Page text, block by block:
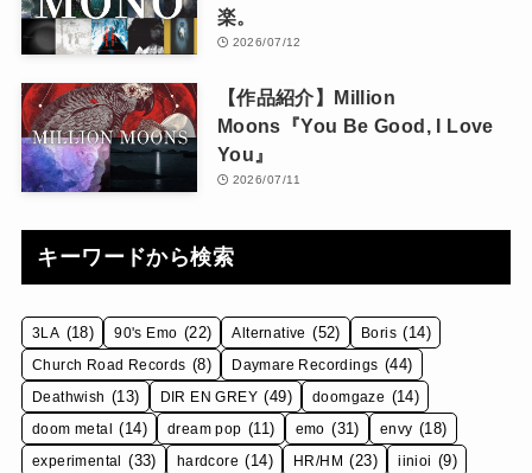
楽。
2026/07/12
【作品紹介】Million
Moons『You Be Good, I Love
You』
2026/07/11
キーワードから検索
3LA (18) 90's Emo (22) Alternative (52) Boris (14)
Church Road Records (8) Daymare Recordings (44)
Deathwish (13) DIR EN GREY (49) doomgaze (14)
doom metal (14) dream pop (11) emo (31) envy (18)
experimental (33) hardcore (14) HR/HM (23) iinioi (9)